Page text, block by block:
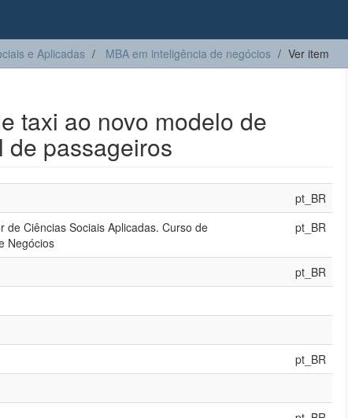
e Aplicadas MBA em inteligência de negócios Ver item
taxi ao novo modelo de
de passageiros
pt_BR
Ciências Sociais Aplicadas. Curso de
Negócios
pt_BR
pt_BR
pt_BR